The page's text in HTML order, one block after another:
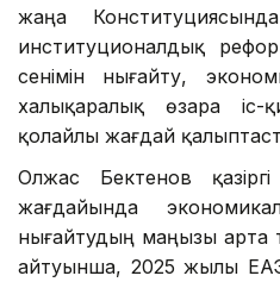
жаңа
институционалдық
сенімін нығайту,
халықаралық өзара
қолайлы жағдай
Олжас Бектенов
жағдайында
нығайтудың маңызы арта
айтуынша, 2025 жылы